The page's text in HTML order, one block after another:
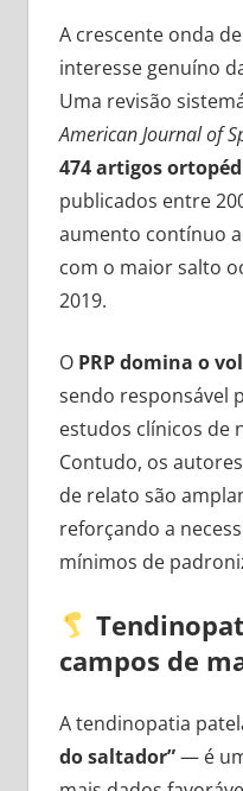
A crescente onda
interesse genuíno
Uma revisão
American Journal of
474 artigos
publicados entre
aumento contínuo
com o maior salto
2019.
O PRP domina o
sendo responsável
estudos clínicos de
Contudo, os
de relato são
reforçando a
mínimos de
campos de
A tendinopatia
do saltador”— é